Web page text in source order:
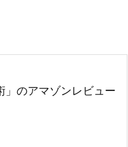
」のアマゾンレビュー